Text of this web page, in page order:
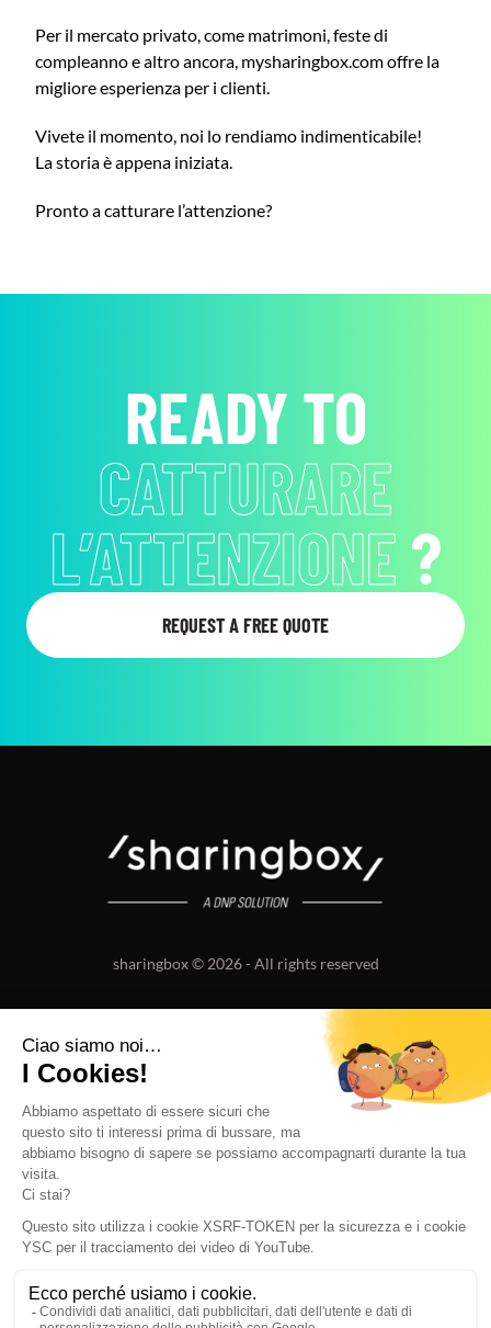
Per il mercato privato, come matrimoni, feste di
compleanno e altro ancora, mysharingbox.com offre la
migliore esperienza per i clienti.
Vivete il momento, noi lo rendiamo indimenticabile!
La storia è appena iniziata.
Pronto a catturare l’attenzione?
READY TO
RENDERE
INDIMENTICABILI
I MOMENTI
sharingbox © 2026 - All rights reserved
ABOUT US OUR VALUESOUR TEAM
JOBS
BRUSSELS NEW YORKPARISZOETERMEERLAUSANNE